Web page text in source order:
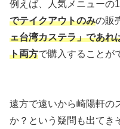
例えば、人気メニューの
でテイクアウトのみの販
ェ台湾カステラ」であれ
ト両方で購入することが
遠方で遠いから崎陽軒の
か？という疑問も出てき